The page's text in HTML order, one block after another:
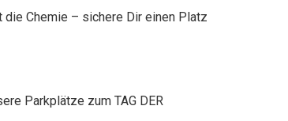
die Chemie – sichere Dir einen Platz
Parkplätze zum TAG DER